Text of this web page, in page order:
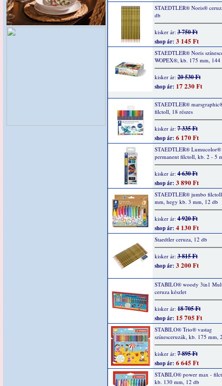
STAEDTLER® Noris®
db
kisker ár: 3 750 Ft
shop ár: 3 145 Ft
STAEDTLER® Noris
WOPEX®, kb. 175 mm, 144
kisker ár: 20 530 Ft
shop ár: 17 230 Ft
STAEDTLER®
filctoll, 18 részes
kisker ár: 7 335 Ft
shop ár: 6 170 Ft
STAEDTLER® Lumucolor®
permanent filctoll, kb. 2 - 5
kisker ár: 4 630 Ft
shop ár: 3 890 Ft
STAEDTLER® jumbo
mm, hegy kb. 3 mm, 12 db
kisker ár: 4 920 Ft
shop ár: 4 130 Ft
Staedtler ceruza, 12 db
kisker ár: 3 815 Ft
shop ár: 3 200 Ft
STABILO® woody 3in1
ceruza készlet
kisker ár: 18 705 Ft
shop ár: 15 705 Ft
STABILO® Trio® vastag
színesceruzák, kb. 175 mm,
kisker ár: 7 895 Ft
shop ár: 6 645 Ft
STABILO® power max -
kb. 130 mm, 12 db